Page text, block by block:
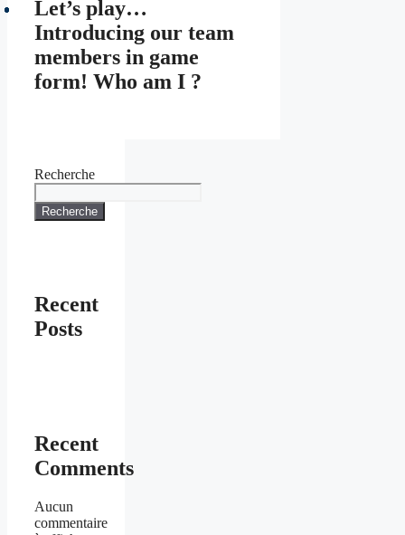
Let’s play…
Introducing our team
members in game
form! Who am I ?
Recherche
Recherche
Recent
Posts
Recent
Comments
Aucun
commentaire